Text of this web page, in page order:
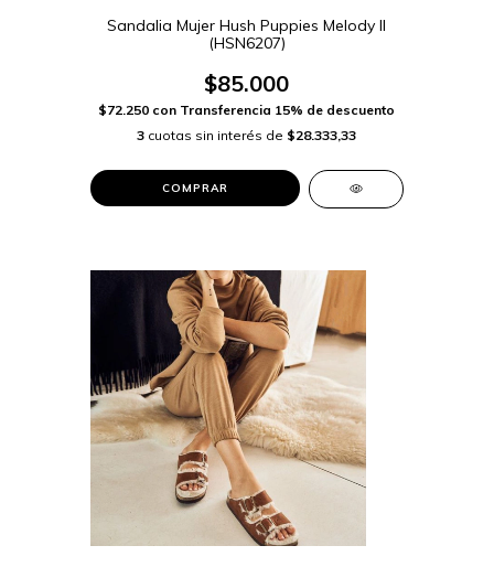
Sandalia Mujer Hush Puppies Melody II
(HSN6207)
$85.000
$72.250 con Transferencia 15% de descuento
3 cuotas sin interés de $28.333,33
COMPRAR